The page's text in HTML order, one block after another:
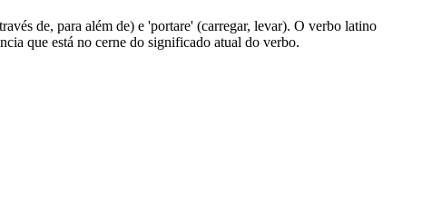
de, para além de) e 'portare' (carregar, levar). O verbo latino
que está no cerne do significado atual do verbo.